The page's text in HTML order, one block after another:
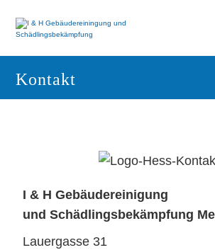
Kontakt
I & H Gebäudereinigung
und Schädlingsbekämpfung
Lauergasse 31